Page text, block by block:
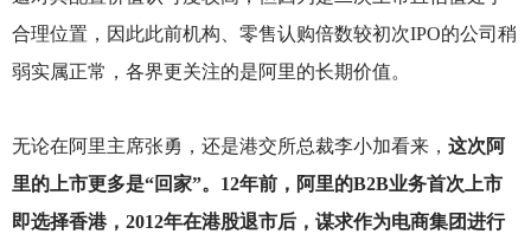
合理位置，因此此前机构、零售认购倍数较初次IPO的公司稍
弱实属正常，各界更关注的是阿里的长期价值。
无论在阿里主席张勇，还是港交所总裁李小加看来， 这次阿
里的上市更多是“回家”。12年前，阿里的B2B业务首次上市
即选择香港，2012年在港股退市后，谋求作为电商集团进行